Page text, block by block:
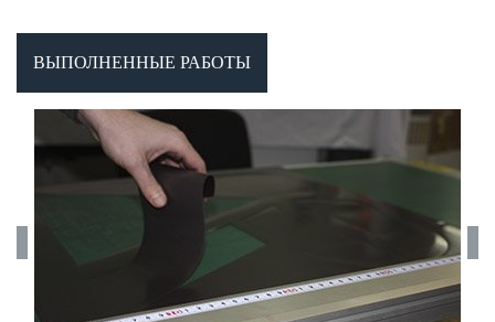
ВЫПОЛНЕННЫЕ РАБОТЫ